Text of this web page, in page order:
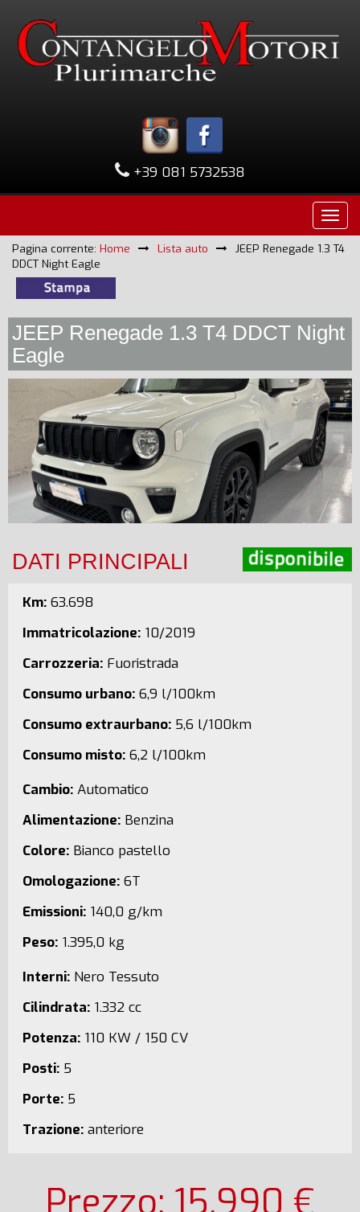
+39 081 5732538
Pagina corrente: Home Lista auto
JEEP Renegade 1.3 T4
DDCT Night Eagle
JEEP Renegade 1.3 T4 DDCT Night
Eagle
DATI PRINCIPALI
Km: 63.698
Immatricolazione: 10/2019
Carrozzeria: Fuoristrada
Consumo urbano: 6,9 l/100km
Consumo extraurbano: 5,6 l/100km
Consumo misto: 6,2 l/100km
Cambio: Automatico
Alimentazione: Benzina
Colore: Bianco pastello
Omologazione: 6T
Emissioni: 140,0 g/km
Peso: 1.395,0 kg
Interni: Nero Tessuto
Cilindrata: 1.332 cc
Potenza: 110 KW / 150 CV
Posti: 5
Porte: 5
Trazione: anteriore
Prezzo: 15.990 €